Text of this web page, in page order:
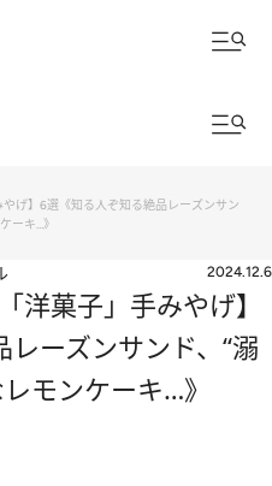
げ】6選《知る人ぞ知る絶品レーズンサン
ーキ…》
2024.12.6
洋菓子」手みやげ】
ーズンサンド、“溺
モンケーキ…》